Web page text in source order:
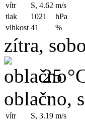
vítr S, 4.62 m/s
tlak
1021
hPa
vlhkost 41 %
zítra,
25
oblačno,
vítr S, 3.19 m/s